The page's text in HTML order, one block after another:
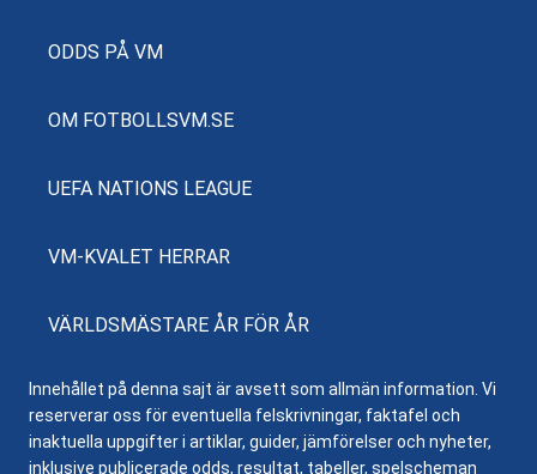
ODDS PÅ VM
OM FOTBOLLSVM.SE
UEFA NATIONS LEAGUE
VM-KVALET HERRAR
VÄRLDSMÄSTARE ÅR FÖR ÅR
Innehållet på denna sajt är avsett som allmän information. Vi
reserverar oss för eventuella felskrivningar, faktafel och
inaktuella uppgifter i artiklar, guider, jämförelser och nyheter,
inklusive publicerade odds, resultat, tabeller, spelscheman